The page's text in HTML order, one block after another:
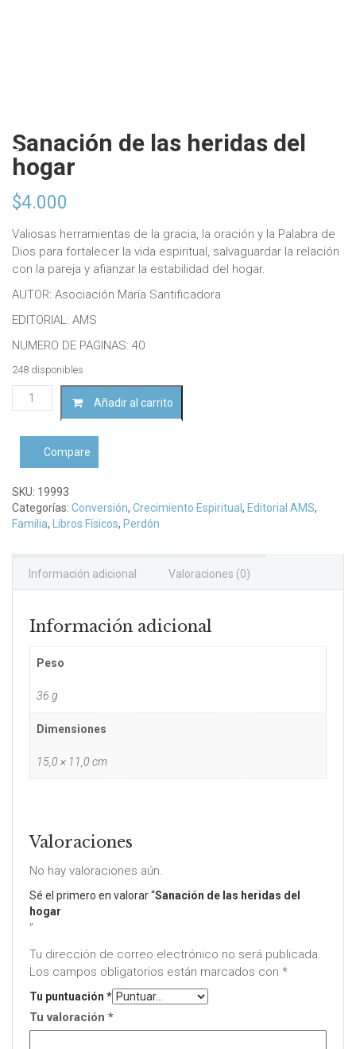
Sanación de las heridas del
hogar
$4.000
Valiosas herramientas de la gracia, la oración y la Palabra de
Dios para fortalecer la vida espiritual, salvaguardar la relación
con la pareja y afianzar la estabilidad del hogar.
AUTOR: Asociación María Santificadora
EDITORIAL: AMS
NUMERO DE PAGINAS: 40
248 disponibles
Sanación
de
heridas
hogar
cantidad
Añadir al carrito
Compare
SKU: 19993
Categorías: Conversión, Crecimiento Espiritual , Editorial AMS,
Familia, Libros Físicos, Perdón
Información adicional Valoraciones (0)
Información adicional
Peso
36 g
Dimensiones
15,0 × 11,0 cm
Valoraciones
No hay valoraciones aún.
Sé el primero en valorar “Sanación de las heridas del
hogar
”
Tu dirección de correo electrónico no será publicada.
Los campos obligatorios están marcados con *
Tu puntuación *
Tu valoración *